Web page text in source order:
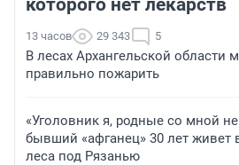
13 часов 29 343 5
В лесах Архангельской области
правильно пожарить
«Уголовник я, родные со мной
бывший «афганец» 30 лет живет
леса под Рязанью